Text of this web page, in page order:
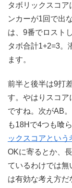
タボリックスコ
ンカーが1回で出
は、9番でロスト
タボ合計1+2=3。
ます。
前半と後半は9打
す。やはりスコア
ですね。次がAB
も18Hで4つも喰
ックスコアという
OKに寄るとか、
ているわけでは無
は有効な考え方だ